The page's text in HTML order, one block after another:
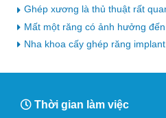
Ghép xương là thủ thuật rất
Mất một răng có ảnh hưởng
Nha khoa cấy ghép răng
Thời gian làm việc